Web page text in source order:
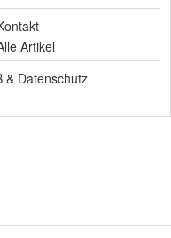
Artikel
& Datenschutz